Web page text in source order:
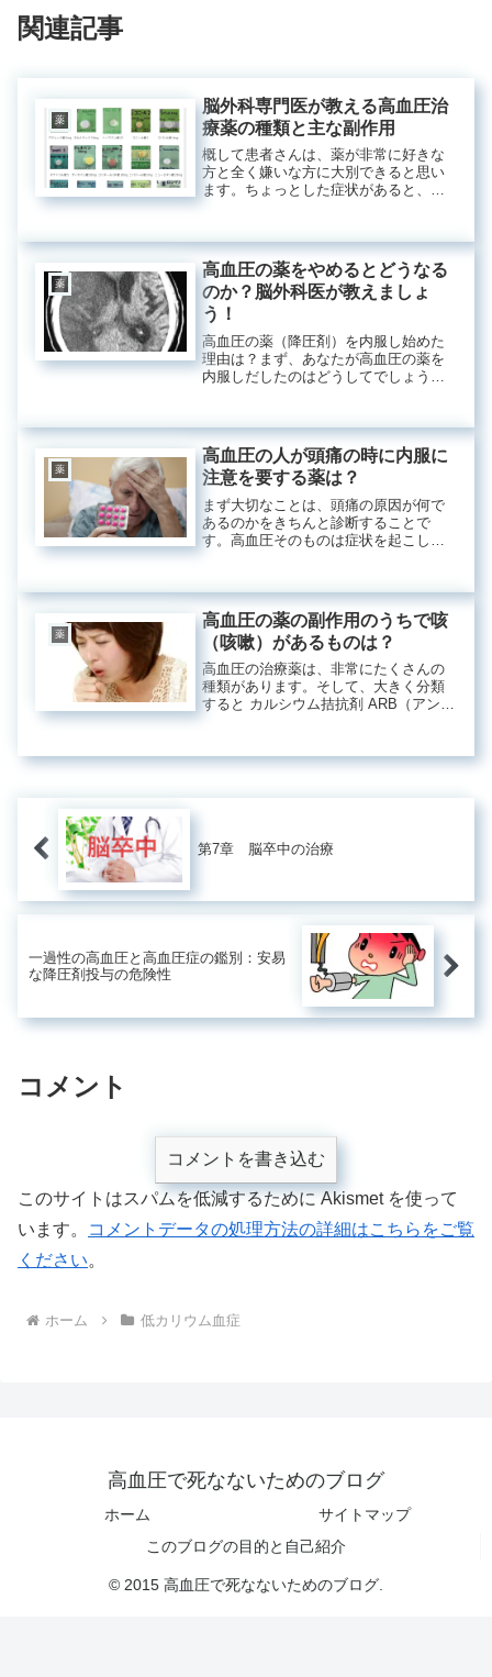
関連記事
薬
脳外科専門医が教える高血圧治
療薬の種類と主な副作用
概して患者さんは、薬が非常に好きな
方と全く嫌いな方に大別できると思い
ます。ちょっとした症状があると、
「先生、お薬は副作用が怖いから飲み
たくないです！」という感じですね。
どち...
薬
高血圧の薬をやめるとどうなる
のか？脳外科医が教えましょ
う！
高血圧の薬（降圧剤）を内服し始めた
理由は？まず、あなたが高血圧の薬を
内服しだしたのはどうしてでしょう
を指摘された。 風邪とか発熱でかかり
つけ医を受診した時に高血圧を指摘
さ...
薬
高血圧の人が頭痛の時に内服に
注意を要する薬は？
まず大切なことは、頭痛の原因が何で
あるのかをきちんと診断することで
す。高血圧そのものは症状を起こしま
い。もし命に関わるような頭痛である
ならば、市販薬などは使用するべきで
はな...
薬
高血圧の薬の副作用のうちで咳
（咳嗽）があるものは？
高血圧の治療薬は、非常にたくさんの
種類があります。そして、大きく分類
すると カルシウム拮抗剤 ARB（アンギ
副作用として咳（空咳）がみられるの
第7章 脳卒中の治療
一過性の高血圧と高血圧症の鑑別：安易
な降圧剤投与の危険性
コメント
コメントを書き込む
このサイトはスパムを低減するために Akismet を使って
います。
コメントデータの処理方法の詳細はこちらをご覧
ください。
ホーム 低カリウム血症
高血圧で死なないためのブログ
ホーム
サイトマップ
このブログの目的と自己紹介
© 2015 高血圧で死なないためのブログ.